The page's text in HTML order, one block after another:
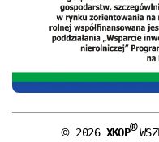
©2026 XKOP
®